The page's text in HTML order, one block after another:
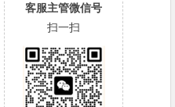
客服主管微信号
扫一扫